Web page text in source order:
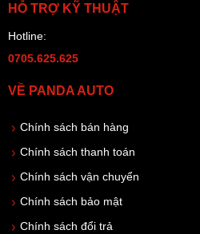
HỖ TRỢ KỸ THUẬT
Hotline:
0705.625.625
VỀ PANDA AUTO
Chính sách bán hàng
Chính sách thanh toán
Chính sách vận chuyển
Chính sách bảo mật
Chính sách đổi trả